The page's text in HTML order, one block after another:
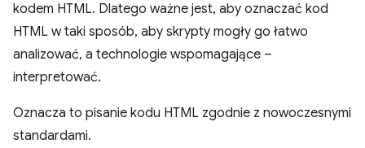
kodem HTML. Dlatego ważne jest, aby oznaczać kod
HTML w taki sposób, aby skrypty mogły go łatwo
analizować, a technologie wspomagające –
interpretować.
Oznacza to pisanie kodu HTML zgodnie z nowoczesnymi
standardami.